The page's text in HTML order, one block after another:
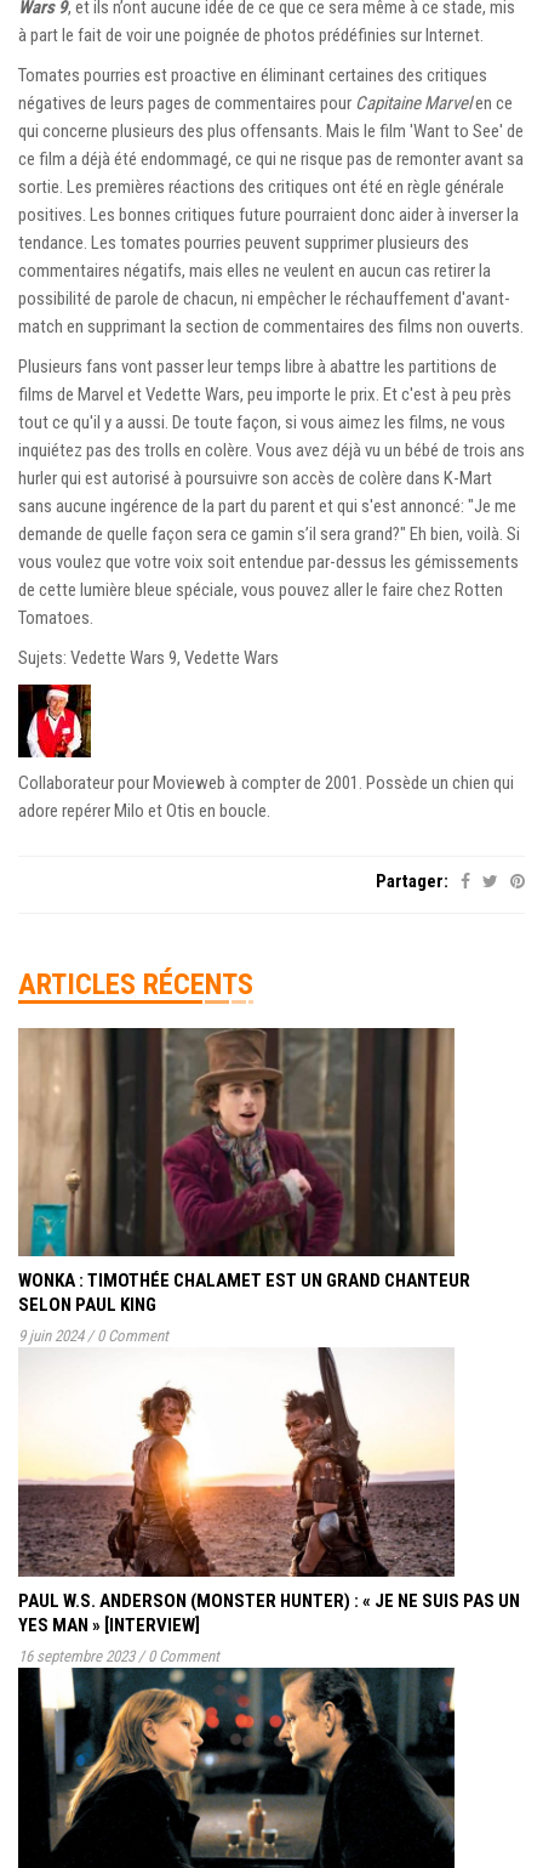
Wars 9, et ils n’ont aucune idée de ce que ce sera même à ce stade, mis
à part le fait de voir une poignée de photos prédéfinies sur Internet.
Tomates pourries est proactive en éliminant certaines des critiques
négatives de leurs pages de commentaires pour Capitaine Marvelen ce
qui concerne plusieurs des plus offensants. Mais le film 'Want to See' de
ce film a déjà été endommagé, ce qui ne risque pas de remonter avant sa
sortie. Les premières réactions des critiques ont été en règle générale
positives. Les bonnes critiques future pourraient donc aider à inverser la
tendance. Les tomates pourries peuvent supprimer plusieurs des
commentaires négatifs, mais elles ne veulent en aucun cas retirer la
possibilité de parole de chacun, ni empêcher le réchauffement d'avant-
match en supprimant la section de commentaires des films non ouverts.
Plusieurs fans vont passer leur temps libre à abattre les partitions de
films de Marvel et Vedette Wars, peu importe le prix. Et c'est à peu près
tout ce qu'il y a aussi. De toute façon, si vous aimez les films, ne vous
inquiétez pas des trolls en colère. Vous avez déjà vu un bébé de trois ans
hurler qui est autorisé à poursuivre son accès de colère dans K-Mart
sans aucune ingérence de la part du parent et qui s'est annoncé: "Je me
demande de quelle façon sera ce gamin s’il sera grand?" Eh bien, voilà. Si
vous voulez que votre voix soit entendue par-dessus les gémissements
de cette lumière bleue spéciale, vous pouvez aller le faire chez Rotten
Tomatoes.
Sujets: Vedette Wars 9, Vedette Wars
Collaborateur pour Movieweb à compter de 2001. Possède un chien qui
adore repérer Milo et Otis en boucle.
Partager:
ARTICLES RÉCENTS
WONKA : TIMOTHÉE CHALAMET EST UN GRAND CHANTEUR
SELON PAUL KING
9 juin 2024 / 0 Comment
PAUL W.S. ANDERSON (MONSTER HUNTER) : « JE NE SUIS PAS UN
YES MAN » [INTERVIEW]
16 septembre 2023 / 0 Comment